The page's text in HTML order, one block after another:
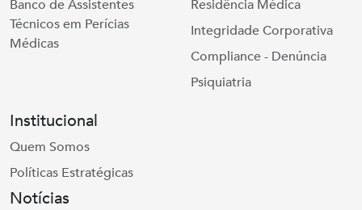
Banco de Assistentes
Técnicos em Perícias
Médicas
Residência Médica
Integridade Corporativa
Compliance - Denúncia
Psiquiatria
Institucional
Quem Somos
Políticas Estratégicas
Notícias